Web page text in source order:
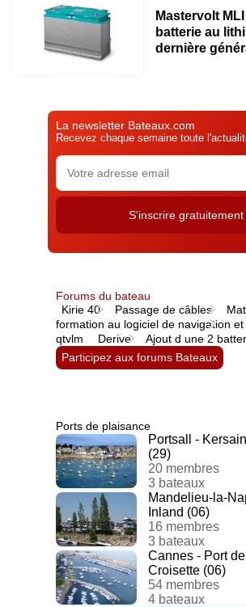
Mastervolt
batterie au
dernière
La newsletter Bateaux.com
Recevez chaque semaine toute
Forums du bateau
Kirie 40 Passage de câbles
formation au logiciel de navigation
qtvlm
Derive
Ajout d une 2
Participez aux forums Bateaux
Ports de plaisance
Portsall -
(29)
20 membres
3 bateaux
Mandelieu-la-
Inland (06)
16 membres
3 bateaux
Cannes - Port
Croisette (06)
54 membres
4 bateaux